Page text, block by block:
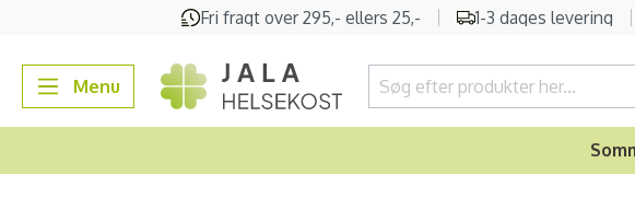
Gå til hovednavigationFri fragt over 295,- ellers 25,- 1-3 dages levering
Menu